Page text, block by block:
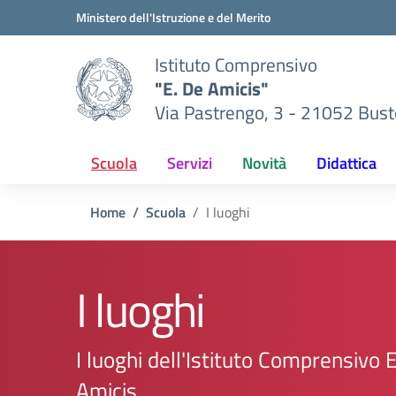
Vai ai contenuti
Vai al menu di navigazioneMinistero dell'Istruzione e del Merito
Istituto Comprensivo
"E. De Amicis"
Via Pastrengo, 3 - 21052
Scuola Servizi Novità Didattica
Home Scuola I luoghi
I luoghi
I luoghi dell'Istituto Comprensivo